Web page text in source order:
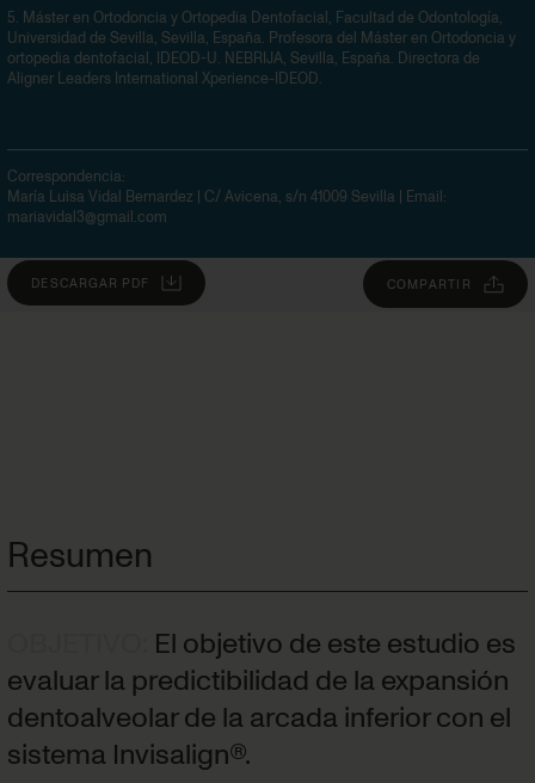
5. Máster en Ortodoncia y Ortopedia Dentofacial, Facultad de Odontología,
Universidad de Sevilla, Sevilla, España. Profesora del Máster en Ortodoncia y
ortopedia dentofacial, IDEOD-U. NEBRIJA, Sevilla, España. Directora de
Aligner Leaders International Xperience-IDEOD.
Correspondencia:
María Luisa Vidal Bernardez | C/ Avicena, s/n 41009 Sevilla | Email:
mariavidal3@gmail.com
DESCARGAR PDF COMPARTIR
Resumen
El objetivo de este estudio es
evaluar la predictibilidad de la expansión
dentoalveolar de la arcada inferior con el
sistema Invisalign®.